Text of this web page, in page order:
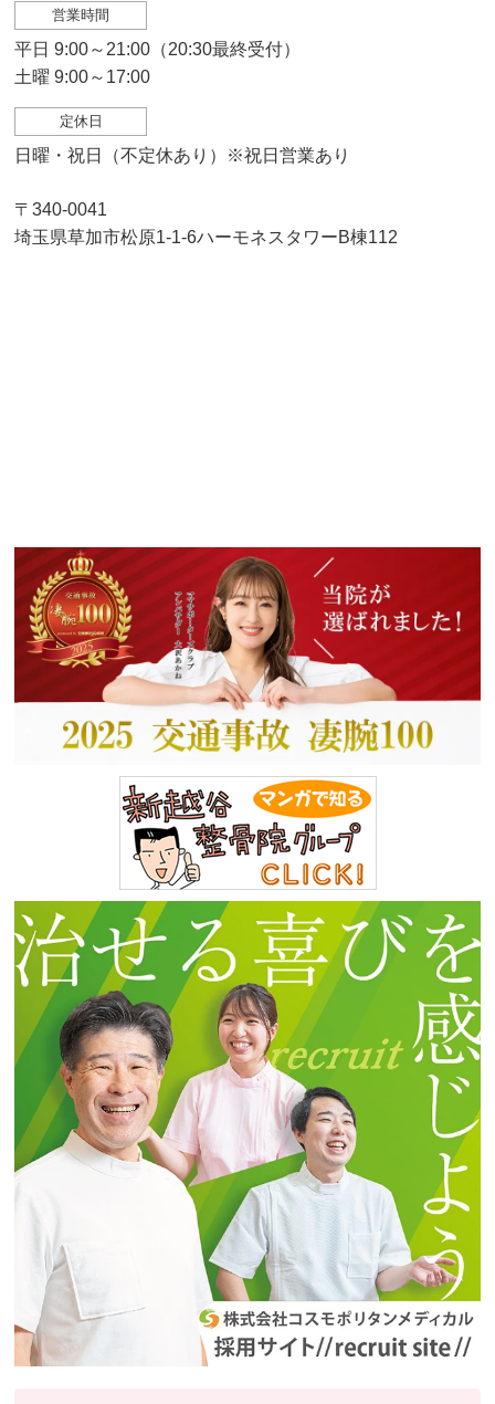
営業時間
平日 9:00～21:00（20:30最終受付）
土曜 9:00～17:00
定休日
日曜・祝日（不定休あり）※祝日営業あり
〒340-0041
埼玉県草加市松原1-1-6ハーモネスタワーB棟112